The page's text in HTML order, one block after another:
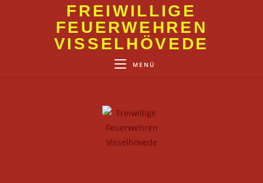
FREIWILLIGE
FEUERWEHREN
VISSELHÖVEDE
MENÜ